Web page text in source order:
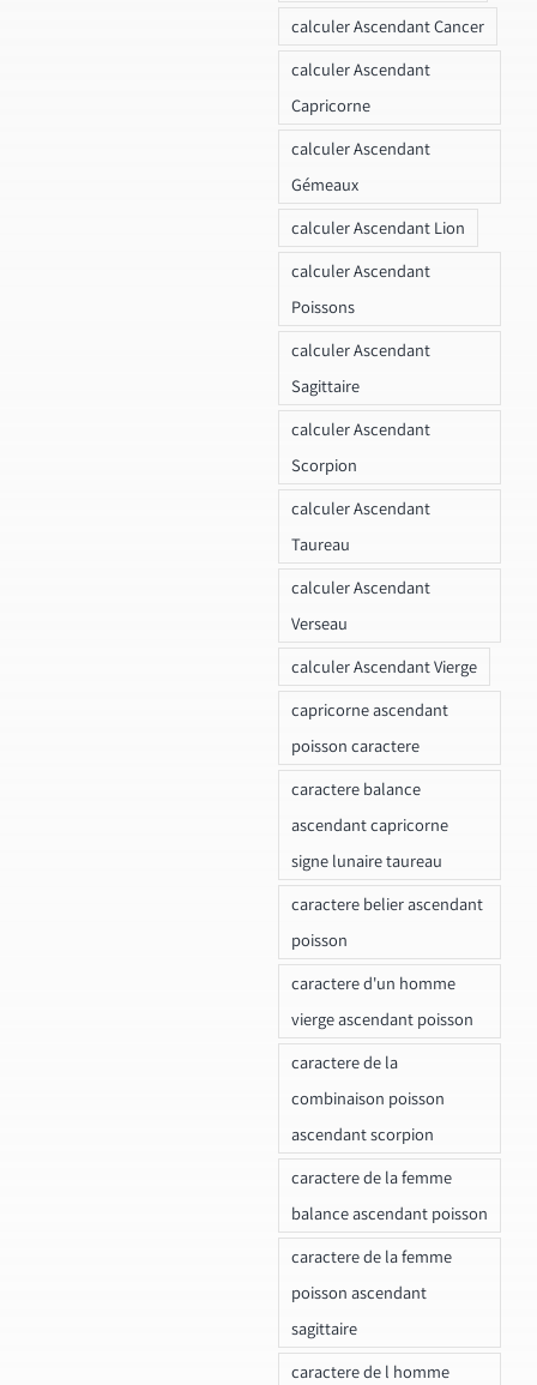
calculer Ascendant Cancer
calculer Ascendant
Capricorne
calculer Ascendant
Gémeaux
calculer Ascendant Lion
calculer Ascendant
Poissons
calculer Ascendant
Sagittaire
calculer Ascendant
Scorpion
calculer Ascendant
Taureau
calculer Ascendant
Verseau
calculer Ascendant Vierge
capricorne ascendant
poisson caractere
caractere balance
ascendant capricorne
signe lunaire taureau
caractere belier ascendant
poisson
caractere d'un homme
vierge ascendant poisson
caractere de la
combinaison poisson
ascendant scorpion
caractere de la femme
balance ascendant poisson
caractere de la femme
poisson ascendant
sagittaire
caractere de l homme